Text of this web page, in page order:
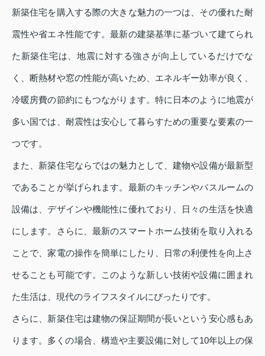
新築住宅を購入する際の大きな魅力の一つは、その優れた耐
震性や省エネ性能です。最新の建築基準に基づいて建てられ
た新築住宅は、地震に対する強さが向上しているだけでな
く、断熱材や窓の性能が高いため、エネルギー効率が良く、
冷暖房費の節約にもつながります。特に日本のように地震が
多い国では、耐震性は安心して暮らすための重要な要素の一
つです。
また、新築住宅ならではの魅力として、建物や設備が最新型
であることが挙げられます。最新のキッチンやバスルームの
設備は、デザインや機能性に優れており、日々の生活を快適
にします。さらに、最新のスマートホーム技術を取り入れる
ことで、家電の操作を簡単にしたり、日常の利便性を向上さ
せることも可能です。このような新しい技術や設備に囲まれ
た生活は、現代のライフスタイルにぴったりです。
さらに、新築住宅は建物の保証期間が長いという安心感もあ
ります。多くの場合、構造や主要設備に対して10年以上の保